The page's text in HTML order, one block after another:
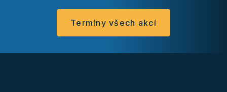
Termíny všech akcí